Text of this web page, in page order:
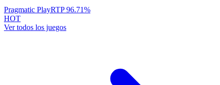
Pragmatic PlayRTP96.71%
HOT
Ver todos los juegos